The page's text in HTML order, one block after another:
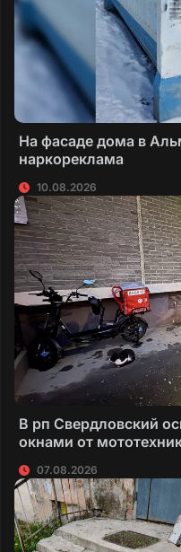
На фасаде дома в
наркореклама
10.08.2026
В рп Свердловский
окнами от
07.08.2026